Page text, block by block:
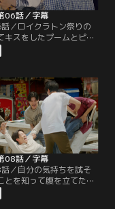
06話／字幕
／ロイクラトン祭りの
キスをしたプームとピー
式に付き合っているわけ
で、ピームはどうしたら
ちを確認しろと言われ
は兄のファーンや工学部
と美術学部の展示を見に
でプームはピームにキス
そうとするが、話をそら
08話／字幕
／自分の気持ちを試そ
とを知って腹を立てたキ
ピームらのとりなしでト
直りする。トゥーイは果